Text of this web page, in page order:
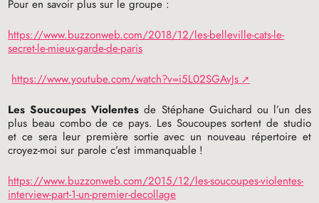
Pour en savoir plus sur le groupe :
https://www.buzzonweb.com/2018/12/les-belleville-cats-le-
secret-le-mieux-garde-de-paris
https://www.youtube.com/watch?v=i5L02SGAvJs
Les Soucoupes Violentesde Stéphane Guichard ou l’un des
plus beau combo de ce pays. Les Soucoupes sortent de studio
et ce sera leur première sortie avec un nouveau répertoire et
croyez-moi sur parole c’est immanquable !
https://www.buzzonweb.com/2015/12/les-soucoupes-violentes-
interview-part-1-un-premier-decollage